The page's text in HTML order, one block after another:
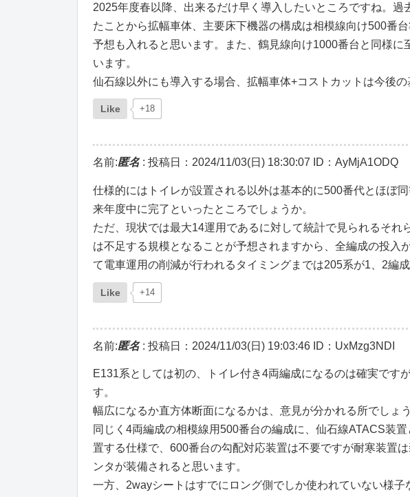
2025年度春以降、出来るだけ早く導入したいところですね。
たことから拡幅車体、主要床下機器の構成は相模線向け500番
予想も入れると思います。また、鶴見線向け1000番台と同様
います。
仙石線以外にも導入する場合、拡幅車体+コストカットは今後の
Like +18
名前:匿名: 投稿日：2024/11/03(日) 18:30:07 ID：AyMjA1ODQ
仕様的にはトイレが設置される以外は基本的に500番代とほぼ
来年度中に完了といったところでしょうか。
ただ、現状では最大14運用であるに対して統計で見られるそれ
は不足する規模となることが予想されますから、全編成の投入
て電車運用の削減が行われるタイミングまでは205系が1、2編
Like +14
名前:匿名: 投稿日：2024/11/03(日) 19:03:46 ID：UxMzg3NDI
E131系としては初の、トイレ付き4両編成になるのは確実です
す。
幅広になるか直方体断面になるかは、意見が分かれる所でしょう
同じく4両編成の相模線用500番台の編成に、仙石線ATACS装
置する仕様で、600番台の勾配対応装置は不要ですが耐寒装置
ンタが装備されると思います。
一方、2wayシートはすでにロング側でしか使われていない様子